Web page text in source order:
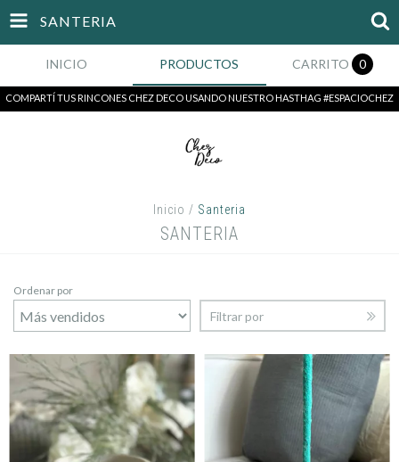
SANTERIA
INICIO PRODUCTOS CARRITO 0
COMPARTÍ TUS RINCONES CHEZ DECO USANDO NUESTRO HASTHAG #ESPACIOCHEZ
Inicio / Santeria
SANTERIA
Ordenar por
Filtrar por